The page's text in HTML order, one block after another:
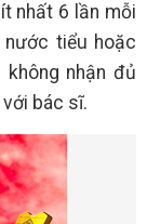
nhất 6 lần mỗi
nước tiểu hoặc
nhận đủ
bác sĩ.